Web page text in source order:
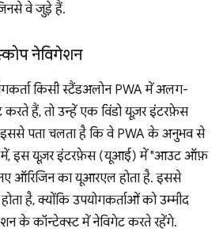
वे जुड़े हैं.
नेविगेशन
किसी स्टैंडअलोन PWA में अलग-
हैं, तो उन्हें एक विंडो यूज़र इंटरफ़ेस
इससे पता चलता है कि वे PWA के अनुभव से
में, इस यूज़र इंटरफ़ेस (यूआई) में "आउट ऑफ़
ऑरिजिन का यूआरएल होता है. इससे
है, क्योंकि उपयोगकर्ताओं को उम्मीद
के कॉन्टेक्स्ट में नेविगेट करते रहेंगे.